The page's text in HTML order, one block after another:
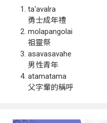
ta‘avalra
勇士成年禮
molapangolai
祖靈祭
asavasavahe
男性青年
atamatama
父字輩的稱呼